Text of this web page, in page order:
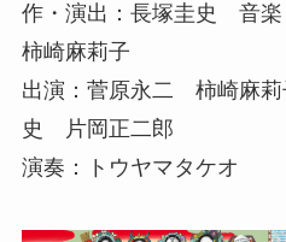
作・演出：長塚圭史 音
柿崎麻莉子
出演：菅原永二 柿崎麻
史 片岡正二郎
演奏：トウヤマタケオ